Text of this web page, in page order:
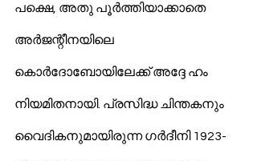
പക്ഷെ, അതു പൂര്‍ത്തിയാക്കാതെ
അര്‍ജന്റീനയിലെ
കൊര്‍ദോബോയിലേക്ക് അദ്ദേ ഹം
നിയമിതനായി. പ്രസിദ്ധ ചിന്തകനും
വൈദികനുമായിരുന്ന ഗര്‍ദീനി 1923-